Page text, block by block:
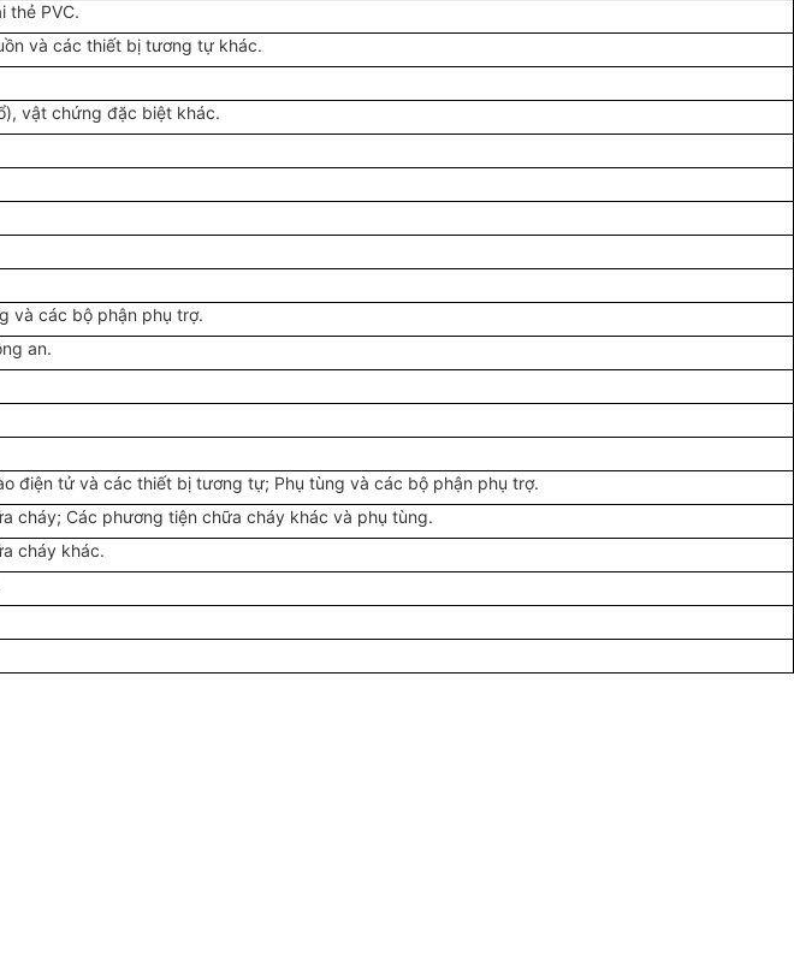
thẻ PVC.
và các thiết bị tương tự khác.
vật chứng đặc biệt khác.
và các bộ phận phụ trợ.
an.
điện tử và các thiết bị tương tự; Phụ tùng và các bộ phận phụ trợ.
cháy; Các phương tiện chữa cháy khác và phụ tùng.
cháy khác.